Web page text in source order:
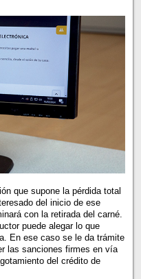
que supone la pérdida total
del inicio de ese
con la retirada del carné.
puede alegar lo que
En ese caso se le da trámite
las sanciones firmes en vía
del crédito de